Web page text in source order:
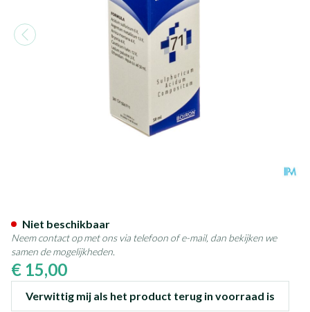
€ 15,00
Verwittig mij als het product terug in voorraad is
Niet beschikbaar
Neem contact op met ons via telefoon of e-mail, dan bekijken we
samen de mogelijkheden.